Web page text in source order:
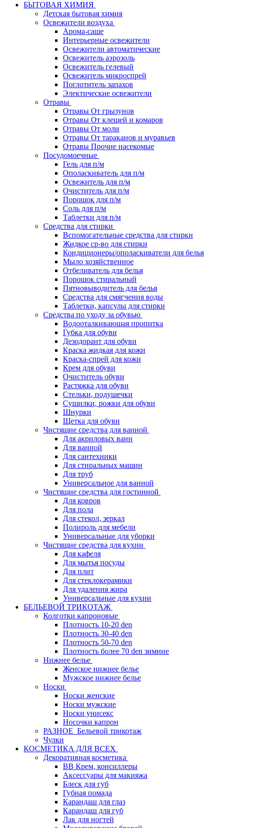
БЫТОВАЯ ХИМИЯ
Детская бытовая химия
Освежители воздуха
Арома-саше
Интерьерные освежители
Освежители автоматические
Освежитель аэрозоль
Освежитель гелевый
Освежитель микроспрей
Поглотитель запахов
Электические освежители
Отравы
Отравы От грызунов
Отравы От клещей и комаров
Отравы От моли
Отравы От тараканов и муравьев
Отравы Прочие насекомые
Посудомоечные
Гель для п/м
Ополаскиватель для п/м
Освежитель для п/м
Очиститель для п/м
Порошок для п/м
Соль для п/м
Таблетки для п/м
Средства для стирки
Вспомогательные средства для стирки
Жидкое ср-во для стирки
Кондиционеры/ополаскиватели для белья
Мыло хозяйственное
Отбеливатель для белья
Порошок стиральный
Пятновыводитель для белья
Средства для смягчения воды
Таблетки, капсулы для стирки
Средства по уходу за обувью
Водооталкивающая пропитка
Губка для обуви
Дезодорант для обуви
Краска жидкая для кожи
Краска-спрей для кожи
Крем для обуви
Очиститель обуви
Растяжка для обуви
Стельки, подушечки
Сушилки, рожки для обуви
Шнурки
Щетка для обуви
Чистящие средства для ванной
Для акриловых ванн
Для ванной
Для сантехники
Для стиральных машин
Для труб
Универсальное для ванной
Чистящие средства для гостинной
Для ковров
Для пола
Для стекол, зеркал
Полироль для мебели
Универсальные для уборки
Чистящие средства для кухни
Для кафеля
Для мытья посуды
Для плит
Для стеклокерамики
Для удаления жира
Универсальные для кухни
БЕЛЬЕВОЙ ТРИКОТАЖ
Колготки капроновые
Плотность 10-20 den
Плотность 30-40 den
Плотность 50-70 den
Плотность более 70 den зимние
Нижнее белье
Женское нижнее белье
Мужское нижнее белье
Носки
Носки женские
Носки мужские
Носки унисекс
Носочки капрон
РАЗНОЕ_Бельевой трикотаж
Чулки
КОСМЕТИКА ДЛЯ ВСЕХ
Декоративная косметика
BB Крем, консиллеры
Аксессуары для макияжа
Блеск для губ
Губная помада
Карандаш для глаз
Карандаш для губ
Лак для ногтей